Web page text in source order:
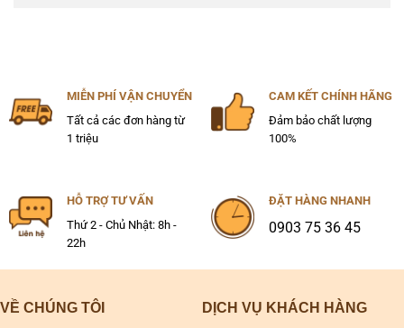
MIỄN PHÍ VẬN CHUYỂN
Tất cả các đơn hàng từ
1 triệu
CAM KẾT CHÍNH HÃNG
Đảm bảo chất lượng
100%
HỖ TRỢ TƯ VẤN
Thứ 2 - Chủ Nhật: 8h -
22h
ĐẶT HÀNG NHANH
0903 75 36 45
VỀ CHÚNG TÔI DỊCH VỤ KHÁCH HÀNG